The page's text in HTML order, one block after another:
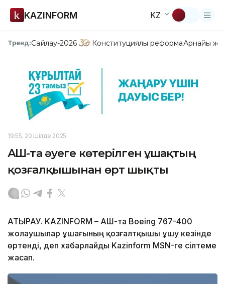
KAZINFORM KZ
Тренд:Сайлау-2026 Конституциялық реформаАрнайы
19:55, 20 Шілде 2025
АҚШ-та әуеге көтерілген ұшақтың
қозғалқышынан өрт шықты
АТЫРАУ. KAZINFORM – АҚШ-та Boeing 767-400
жолаушылар ұшағының қозғалтқышы ұшу кезінде
өртенді, деп хабарлайды Kazinform MSN-ге сілтеме
жасап.